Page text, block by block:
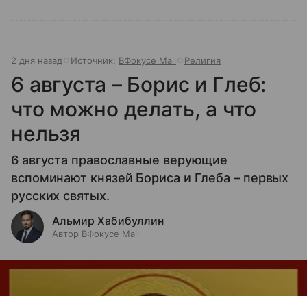
2 дня назад Источник: ВФокусе Mail Религия
6 августа – Борис и Глеб:
что можно делать, а что
нельзя
6 августа православные верующие
вспоминают князей Бориса и Глеба – первых
русских святых.
Альмир Хабибуллин
Автор ВФокусе Mail